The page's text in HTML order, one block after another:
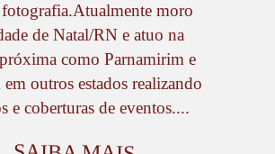
moro
de Natal/RN e atuo na
como Parnamirim e
em outros estados realizando
e coberturas de eventos....